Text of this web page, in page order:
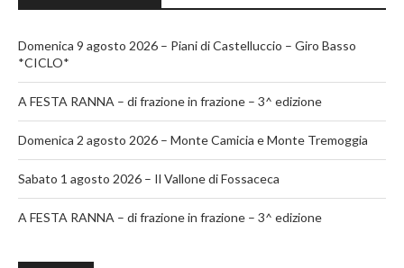
Domenica 9 agosto 2026 – Piani di Castelluccio – Giro Basso
*CICLO*
A FESTA RANNA – di frazione in frazione – 3^ edizione
Domenica 2 agosto 2026 – Monte Camicia e Monte Tremoggia
Sabato 1 agosto 2026 – Il Vallone di Fossaceca
A FESTA RANNA – di frazione in frazione – 3^ edizione